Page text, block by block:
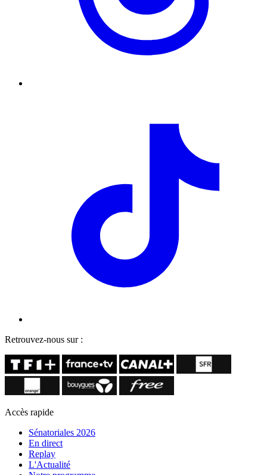
Retrouvez-nous sur :
Accès rapide
Sénatoriales 2026
En direct
Replay
L'Actualité